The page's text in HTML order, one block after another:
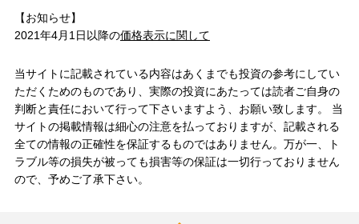
【お知らせ】
2021年4月1日以降の価格表示に関して
当サイトに記載されている内容はあくまでも投資の参考にしてい
ただくためのものであり、実際の投資にあたっては読者ご自身の
判断と責任において行って下さいますよう、お願い致します。 当
サイトの掲載情報は細心の注意を払っておりますが、記載される
全ての情報の正確性を保証するものではありません。万が一、ト
ラブル等の損失が被っても損害等の保証は一切行っておりません
ので、予めご了承下さい。